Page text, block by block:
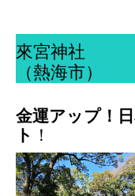
來宮神社
（熱海市）
金運アップ！
ト
！